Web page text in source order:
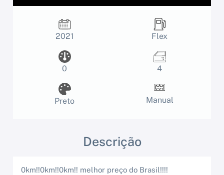
2021 Flex
0 4
Preto Manual
Descrição
0km!!0km!!0km!! melhor preço do Brasil!!!!